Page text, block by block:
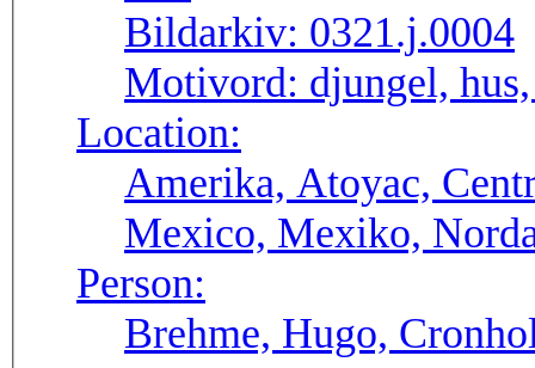
Bildarkiv: 0321.j.0004
Motivord: djungel,
Location:
Amerika, Atoyac,
Mexico, Mexiko,
Person:
Brehme, Hugo,